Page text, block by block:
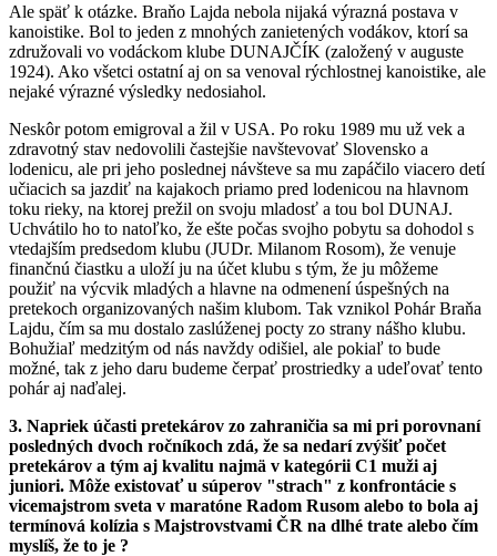
Ale späť k otázke. Braňo Lajda nebola nijaká výrazná postava v
kanoistike. Bol to jeden z mnohých zanietených vodákov, ktorí sa
združovali vo vodáckom klube DUNAJČÍK (založený v auguste
1924). Ako všetci ostatní aj on sa venoval rýchlostnej kanoistike, ale
nejaké výrazné výsledky nedosiahol.
Neskôr potom emigroval a žil v USA. Po roku 1989 mu už vek a
zdravotný stav nedovolili častejšie navštevovať Slovensko a
lodenicu, ale pri jeho poslednej návšteve sa mu zapáčilo viacero detí
učiacich sa jazdiť na kajakoch priamo pred lodenicou na hlavnom
toku rieky, na ktorej prežil on svoju mladosť a tou bol DUNAJ.
Uchvátilo ho to natoľko, že ešte počas svojho pobytu sa dohodol s
vtedajším predsedom klubu (JUDr. Milanom Rosom), že venuje
finančnú čiastku a uloží ju na účet klubu s tým, že ju môžeme
použiť na výcvik mladých a hlavne na odmenení úspešných na
pretekoch organizovaných našim klubom. Tak vznikol Pohár Braňa
Lajdu, čím sa mu dostalo zaslúženej pocty zo strany nášho klubu.
Bohužiaľ medzitým od nás navždy odišiel, ale pokiaľ to bude
možné, tak z jeho daru budeme čerpať prostriedky a udeľovať tento
pohár aj naďalej.
3. Napriek účasti pretekárov zo zahraničia sa mi pri porovnaní
posledných dvoch ročníkoch zdá, že sa nedarí zvýšiť počet
pretekárov a tým aj kvalitu najmä v kategórii C1 muži aj
juniori. Môže existovať u súperov "strach" z konfrontácie s
vicemajstrom sveta v maratóne Radom Rusom alebo to bola aj
termínová kolízia s Majstrovstvami ČR na dlhé trate alebo čím
myslíš, že to je ?